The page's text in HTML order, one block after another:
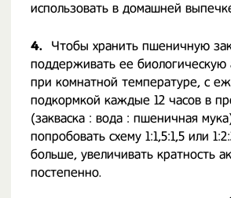
использовать в домашней
4.
Чтобы хранить пшеничную
поддерживать ее биологическую
при комнатной температуре, с
подкормкой каждые 12 часов в
(закваска : вода : пшеничная
попробовать схему 1:1,5:1,5 или
больше, увеличивать кратность
постепенно.